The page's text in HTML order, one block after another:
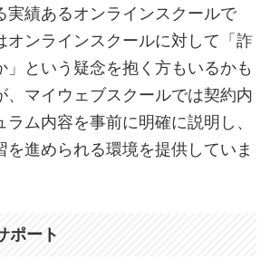
実績あるオンラインスクールで
オンラインスクールに対して「詐
」という疑念を抱く方もいるかも
、マイウェブスクールでは契約内
ラム内容を事前に明確に説明し、
を進められる環境を提供していま
ポート